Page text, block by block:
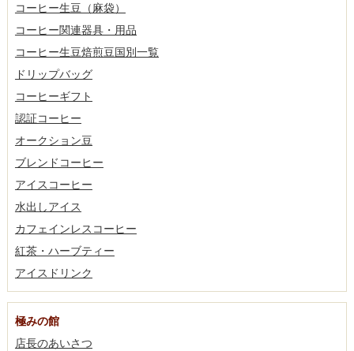
コーヒー生豆（麻袋）
コーヒー関連器具・用品
コーヒー生豆焙煎豆国別一覧
ドリップバッグ
コーヒーギフト
認証コーヒー
オークション豆
ブレンドコーヒー
アイスコーヒー
水出しアイス
カフェインレスコーヒー
紅茶・ハーブティー
アイスドリンク
極みの館
店長のあいさつ